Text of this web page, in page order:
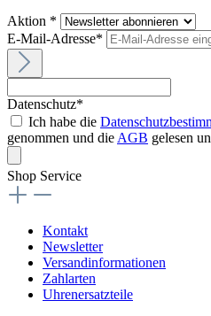
Aktion *
E-Mail-Adresse*
Datenschutz*
Ich habe die
genommen und die AGB gelesen
Shop Service
Kontakt
Newsletter
Versandinformationen
Zahlarten
Uhrenersatzteile